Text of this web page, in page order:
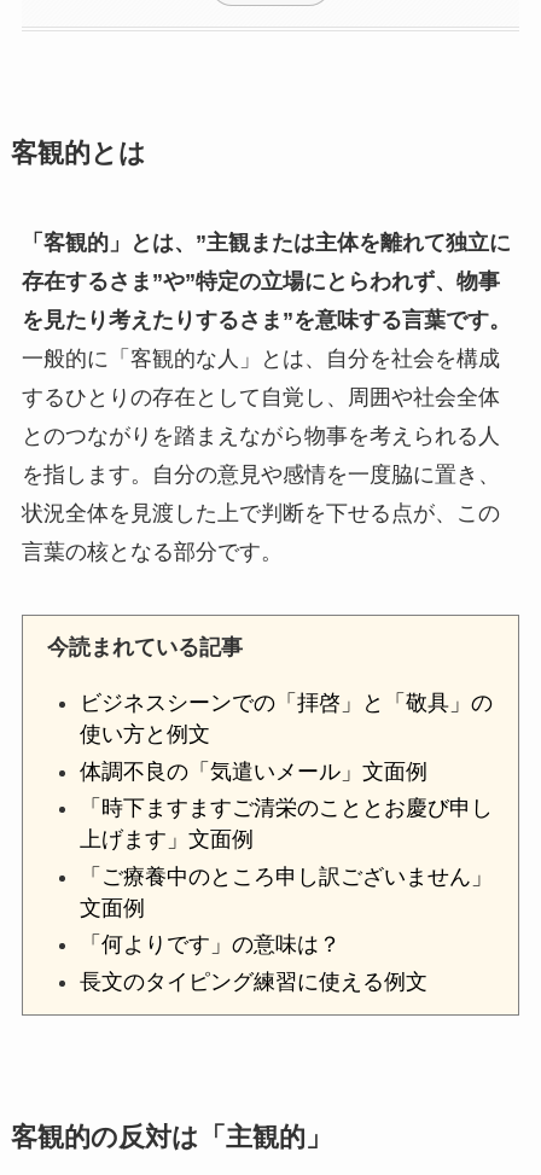
客観的とは
「客観的」とは、”主観または主体を離れて独立に
存在するさま”や”特定の立場にとらわれず、物事
を見たり考えたりするさま”を意味する言葉です。
一般的に「客観的な人」とは、自分を社会を構成
するひとりの存在として自覚し、周囲や社会全体
とのつながりを踏まえながら物事を考えられる人
を指します。自分の意見や感情を一度脇に置き、
状況全体を見渡した上で判断を下せる点が、この
言葉の核となる部分です。
今読まれている記事
ビジネスシーンでの「拝啓」と「敬具」の
使い方と例文
体調不良の「気遣いメール」文面例
「時下ますますご清栄のこととお慶び申し
上げます」文面例
「ご療養中のところ申し訳ございません」
文面例
「何よりです」の意味は？
長文のタイピング練習に使える例文
客観的の反対は「主観的」